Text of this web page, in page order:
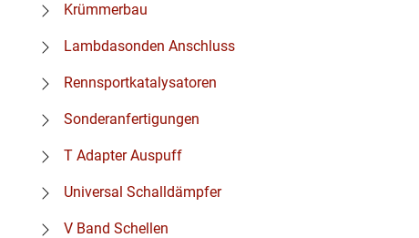
Krümmerbau
Lambdasonden Anschluss
Rennsportkatalysatoren
Sonderanfertigungen
T Adapter Auspuff
Universal Schalldämpfer
V Band Schellen